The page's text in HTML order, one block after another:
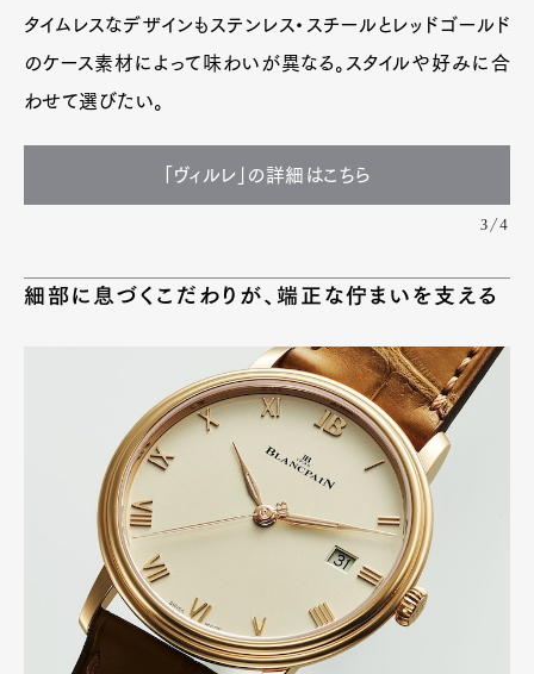
タイムレスなデザインもステンレス・スチールとレッドゴールド
のケース素材によって味わいが異なる。スタイルや好みに合
わせて選びたい。
「ヴィルレ」の詳細はこちら
3/4
細部に息づくこだわりが、端正な佇まいを支える